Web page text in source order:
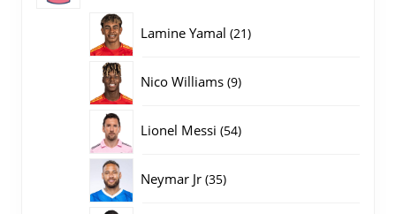
Lamine Yamal 2121
Nico Williams 99
Lionel Messi 5454
Neymar Jr 3535